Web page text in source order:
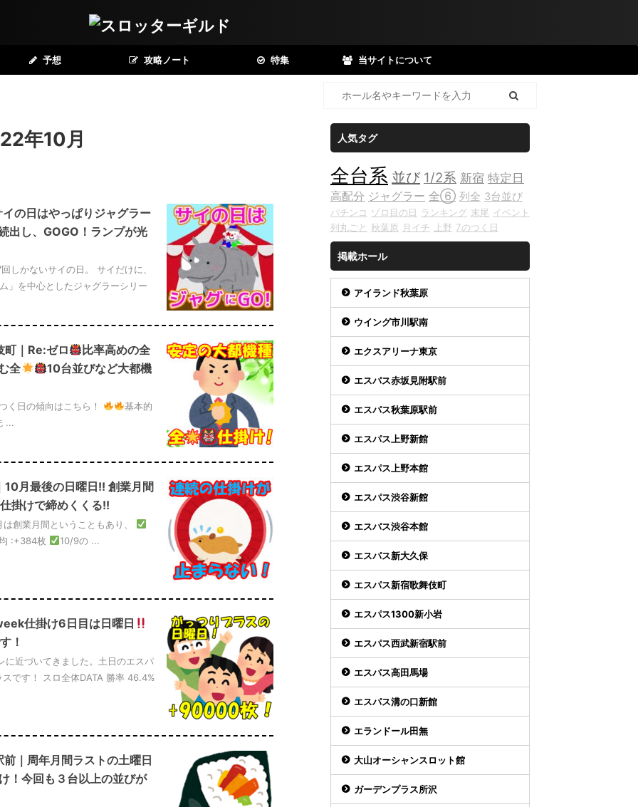
予想 攻略ノート 特集 当サイトについて
年10月
の日はやっぱりジャグラー
出し、GOGO！ランプが光
しかないサイの日。 サイだけに、
」を中心としたジャグラーシリー
｜Re:ゼロ
比率高めの全
全
10台並びなど大都機
く日の傾向はこちら！
基本的
...
月最後の日曜日!! 創業月間
掛けで締めくくる!!
創業月間ということもあり、
:+384枚
10/9の ...
仕掛け6日目は日曜日
！
近づいてきました。土日のエスパ
です！ スロ全体DATA 勝率 46.4%
｜周年月間ラストの土曜日
！今回も３台以上の並びが
人気タグ
全台系 並び 1/2系 新宿 特定日
高配分 ジャグラー 全⑥ 列全 3台並び
パチンコ ゾロ目の日 ランキング 末尾 イベント
列丸ごと 秋葉原 月イチ 上野 7のつく日
掲載ホール
アイランド秋葉原
ウイング市川駅南
エクスアリーナ東京
エスパス赤坂見附駅前
エスパス秋葉原駅前
エスパス上野新館
エスパス上野本館
エスパス渋谷新館
エスパス渋谷本館
エスパス新大久保
エスパス新宿歌舞伎町
エスパス1300新小岩
エスパス西武新宿駅前
エスパス高田馬場
エスパス溝の口新館
エランドール田無
大山オーシャンスロット館
ガーデンプラス所沢